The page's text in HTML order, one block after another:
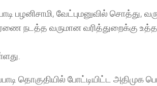
பழனிசாமி, வேட்புமனுவில் சொத்து,
நடத்த வருமான வரித்துறைக்கு
தொகுதியில் போட்டியிட்ட அதிமுக